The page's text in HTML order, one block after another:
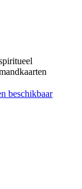
beschikbaar